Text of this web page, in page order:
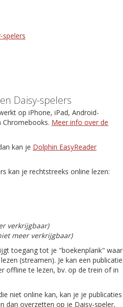
spelers
Daisy-spelers
op iPhone, iPad, Android-
Meer info over de
kan je Dolphin EasyReader
kan je rechtstreeks online lezen:
verkrijgbaar)
meer verkrijgbaar)
toegang tot je "boekenplank" waar
(streamen). Je kan een publicatie
offline te lezen, bv. op de trein of in
niet online kan, kan je je publicaties
dan overzetten op je Daisy-speler,